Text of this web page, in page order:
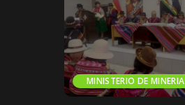
MINISTERIO DE MINERIA